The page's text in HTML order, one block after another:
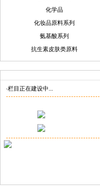
化学品
化妆品原料系列
氨基酸系列
抗生素皮肤类原料
·栏目正在建设中...